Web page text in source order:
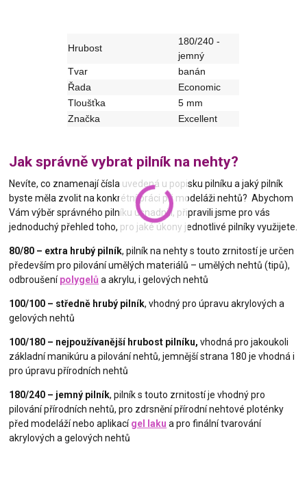
Hrubost
180/240 -
jemný
Tvar
banán
Řada
Economic
Tloušťka
5 mm
Značka
Excellent
Jak správně vybrat pilník na nehty?
Nevíte, co znamenají čísla uvedená u popisku pilníku a jaký pilník
byste měla zvolit na konkrétní práci při modeláži nehtů? Abychom
Vám výběr správného pilníku usnadnili, připravili jsme pro vás
jednoduchý přehled toho, pro jaké úkony jednotlivé pilníky využijete.
80/80 – extra hrubý pilník, pilník na nehty s touto zrnitostí je určen
především pro pilování umělých materiálů – umělých nehtů (tipů),
odbroušenípolygelů a akrylu, i gelových nehtů
100/100 – středně hrubý pilník, vhodný pro úpravu akrylových a
gelových nehtů
100/180 – nejpoužívanější hrubost pilníku,vhodná pro jakoukoli
základní manikúru a pilování nehtů, jemnější strana 180 je vhodná i
pro úpravu přírodních nehtů
180/240 – jemný pilník, pilník s touto zrnitostí je vhodný pro
pilování přírodních nehtů, pro zdrsnění přírodní nehtové ploténky
před modeláží nebo aplikacígel laku a pro finální tvarování
akrylových a gelových nehtů